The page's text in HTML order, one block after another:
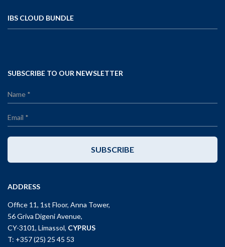
IBS CLOUD BUNDLE
SUBSCRIBE TO OUR NEWSLETTER
SUBSCRIBE
ADDRESS
Office 11, 1st Floor, Anna Tower,
56 Griva Digeni Avenue,
CY-3101, Limassol, CYPRUS
T: +357 (25) 25 45 53